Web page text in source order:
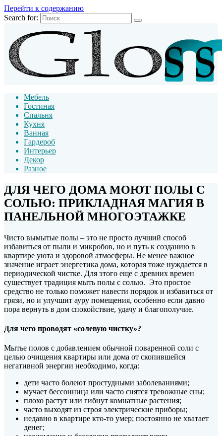
Перейти к содержанию
Search for:
Мебель
Гостиная
Спальня
Кухня
Ванная
Гардероб
Интерьер
Декор
Разное
ДЛЯ ЧЕГО ДОМА МОЮТ ПОЛЫ С
СОЛЬЮ: ПРИКЛАДНАЯ МАГИЯ В
ПАНЕЛЬНОЙ МНОГОЭТАЖКЕ
Чисто вымытые полы – это не просто лучший способ
избавиться от пыли и микробов, но и путь к созданию в
квартире уюта и здоровой атмосферы. Не менее важное
значение играет энергетика дома, которая тоже нуждается в
периодической чистке. Для этого еще с древних времен
существует традиция мыть полы с солью. Это простое
средство не только поможет навести порядок и избавиться от
грязи, но и улучшит ауру помещения, особенно если давно
пора вернуть в дом спокойствие, удачу и благополучие.
Для чего проводят «солевую чистку»?
Мытье полов с добавлением обычной поваренной соли с
целью очищения квартиры или дома от скопившейся
негативной энергии необходимо, когда:
дети часто болеют простудными заболеваниями;
мучает бессонница или часто снятся тревожные сны;
плохо растут или гибнут комнатные растения;
часто выходят из строя электрические приборы;
недавно в квартире кто-то умер; постоянно не хватает
денег;